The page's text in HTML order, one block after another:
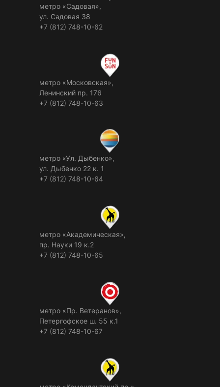
метро «Садовая»,
ул. Садовая 38
+7 (812) 748-10-62
метро «Московская»,
Ленинский пр. 176
+7 (812) 748-10-63
метро «Ул. Дыбенко»,
ул. Дыбенко 22 к. 1
+7 (812) 748-10-64
метро «Академическая»,
пр. Науки 19 к.2
+7 (812) 748-10-65
метро «Пр. Ветеранов»,
Петергофское ш. 55 к.1
+7 (812) 748-10-67